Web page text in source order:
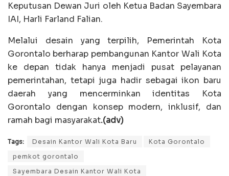
Keputusan Dewan Juri oleh Ketua Badan Sayembara
IAI, Harli Farland Falian.
Melalui desain yang terpilih, Pemerintah Kota
Gorontalo berharap pembangunan Kantor Wali Kota
ke depan tidak hanya menjadi pusat pelayanan
pemerintahan, tetapi juga hadir sebagai ikon baru
daerah yang mencerminkan identitas Kota
Gorontalo dengan konsep modern, inklusif, dan
ramah bagi masyarakat.(adv)
Tags: Desain Kantor Wali Kota Baru
Kota Gorontalo
pemkot gorontalo
Sayembara Desain Kantor Wali Kota